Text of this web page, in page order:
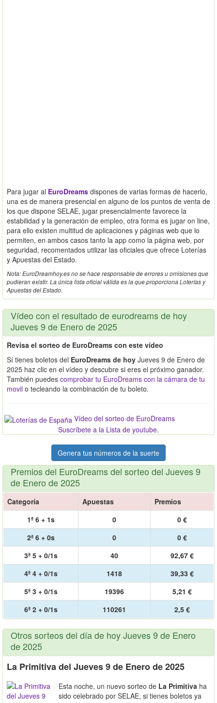
Para jugar al EuroDreams dispones de varias formas de hacerlo,
una es de manera presencial en alguno de los puntos de venta de
los que dispone SELAE, jugar presencialmente favorece la
estabilidad y la generación de empleo, otra forma es jugar on line,
para ello existen multitud de aplicaciones y páginas web que lo
permiten, en ambos casos tanto la app como la página web, por
seguridad, recomentados utilizar las oficiales que ofrece Loterías
y Apuestas del Estado.
Nota: EuroDreamhoy.es no se hace responsable de errores u omisiones que
pudieran existir. La única lista oficial válida es la que proporciona Loterías y
Apuestas del Estado.
Vídeo con el resultado de eurodreams de hoy
Jueves 9 de Enero de 2025
Revisa el sorteo de EuroDreams con este vídeo
Sí tienes boletos del EuroDreams de hoy Jueves 9 de Enero de
2025 haz clic en el vídeo y descubre si eres el próximo ganador.
También puedes comprobar tu EuroDreams con la cámara de tu
movil o tecleando la combinación de tu boleto.
Vídeo del sorteo de EuroDreams
Suscríbete a la Lista de youtube.
Genera tus números de la suerte
Premios del EuroDreams del sorteo del Jueves 9
de Enero de 2025
Categoría Apuestas
Premios
1ª 6 + 1s
0
0 €
2ª 6 + 0s
0
0 €
3ª 5 + 0/1s
40
92,67 €
4ª 4 + 0/1s
1418
39,33 €
5ª 3 + 0/1s
19396
5,21 €
6ª 2 + 0/1s
110261 2,5 €
Otros sorteos del día de hoy Jueves 9 de Enero
de 2025
La Primitiva del Jueves 9 de Enero de 2025
Esta noche, un nuevo sorteo de La Primitiva ha
sido celebrado por SELAE, si tienes boletos ya